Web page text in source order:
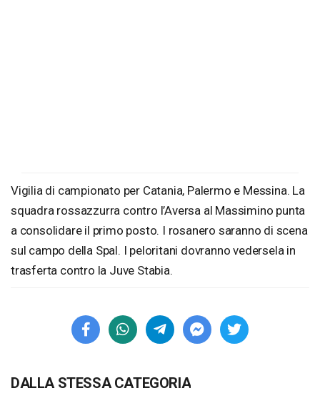
Vigilia di campionato per Catania, Palermo e Messina. La
squadra rossazzurra contro l’Aversa al Massimino punta
a consolidare il primo posto. I rosanero saranno di scena
sul campo della Spal. I peloritani dovranno vedersela in
trasferta contro la Juve Stabia.
DALLA STESSA CATEGORIA